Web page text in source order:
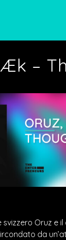
–
Oruz e
da